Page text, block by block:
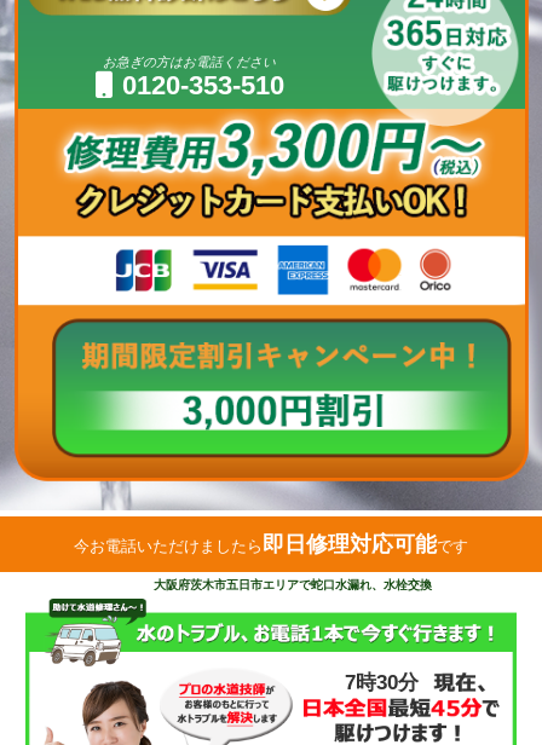
お急ぎの方はお電話ください
0120-353-510
今お電話いただけましたら 即日修理対応可能です
大阪府茨木市五日市エリアで蛇口水漏れ、水栓交換
7時30分